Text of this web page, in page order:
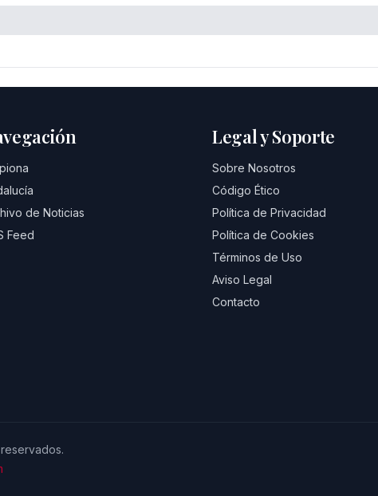
de Noticias
Feed
Legal y Soporte
Sobre Nosotros
Código Ético
Política de Privacidad
Política de Cookies
Términos de Uso
Aviso Legal
Contacto